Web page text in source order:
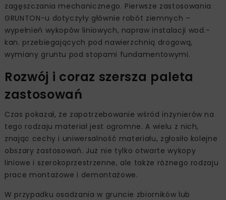
zagęszczania mechanicznego. Pierwsze zastosowania
GRUNTON-u dotyczyły głównie robót ziemnych –
wypełnień wykopów liniowych, napraw instalacji wod.-
kan. przebiegających pod nawierzchnią drogową,
wymiany gruntu pod stopami fundamentowymi.
Rozwój i coraz szersza paleta
zastosowań
Czas pokazał, że zapotrzebowanie wśród inżynierów na
tego rodzaju materiał jest ogromne. A wielu z nich,
znając cechy i uniwersalność materiału, zgłosiło kolejne
obszary zastosowań. Już nie tylko otwarte wykopy
liniowe i szerokoprzestrzenne, ale także różnego rodzaju
prace montażowe i demontażowe.
W przypadku osadzania w gruncie zbiorników lub